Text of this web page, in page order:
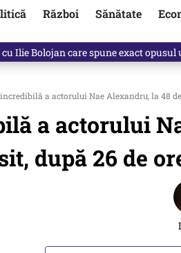
Război Sănătate
gafă în direct despre „omul harnic“ /
a actorului Nae Alexandru, la 48
a actorului
după 26 de